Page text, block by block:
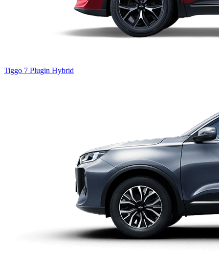
Tiggo 7 Plugin Hybrid